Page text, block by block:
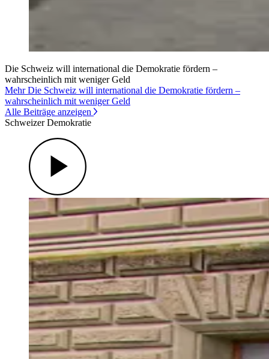
Die Schweiz will international die Demokratie fördern –
wahrscheinlich mit weniger Geld
Mehr Die Schweiz will international die Demokratie fördern –
wahrscheinlich mit weniger Geld
Alle Beiträge anzeigen
Schweizer Demokratie